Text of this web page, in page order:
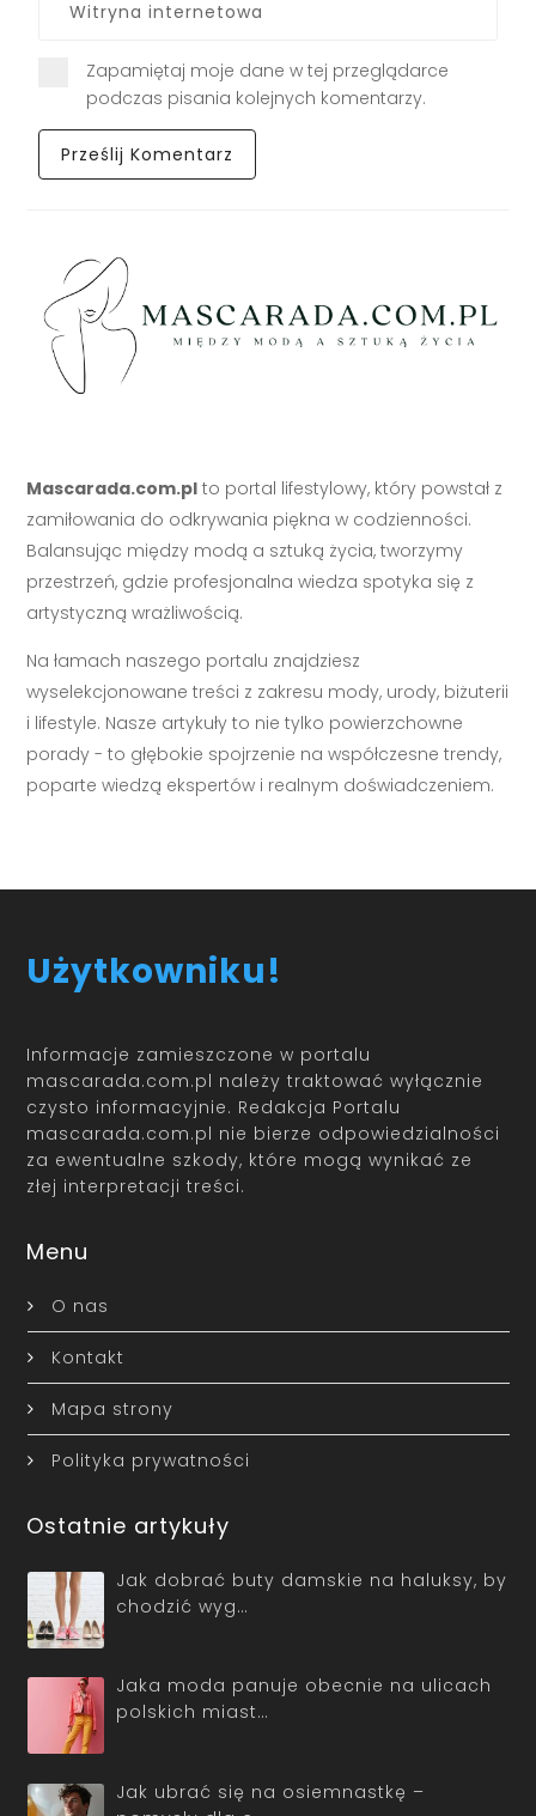
Zapamiętaj moje dane w tej przeglądarce
podczas pisania kolejnych komentarzy.
Mascarada.com.pl to portal lifestylowy, który powstał z
zamiłowania do odkrywania piękna w codzienności.
Balansując między modą a sztuką życia, tworzymy
przestrzeń, gdzie profesjonalna wiedza spotyka się z
artystyczną wrażliwością.
Na łamach naszego portalu znajdziesz
wyselekcjonowane treści z zakresu mody, urody, biżuterii
i lifestyle. Nasze artykuły to nie tylko powierzchowne
porady - to głębokie spojrzenie na współczesne trendy,
poparte wiedzą ekspertów i realnym doświadczeniem.
Użytkowniku!
Informacje zamieszczone w portalu
mascarada.com.pl należy traktować wyłącznie
czysto informacyjnie. Redakcja Portalu
mascarada.com.pl nie bierze odpowiedzialności
za ewentualne szkody, które mogą wynikać ze
złej interpretacji treści.
Menu
O nas
Kontakt
Mapa strony
Polityka prywatności
Ostatnie artykuły
Jak dobrać buty damskie na haluksy, by
chodzić wyg…
Jaka moda panuje obecnie na ulicach
polskich miast…
Jak ubrać się na osiemnastkę –